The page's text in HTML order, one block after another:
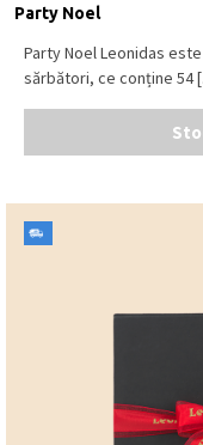
Party Noel
Party Noel Leonidas
sărbători, ce conține 54